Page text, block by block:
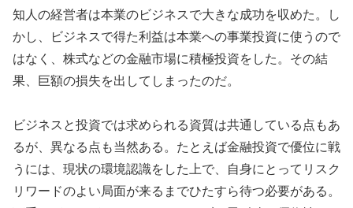
知人の経営者は本業のビジネスで大きな成功を収めた。し
かし、ビジネスで得た利益は本業への事業投資に使うので
はなく、株式などの金融市場に積極投資をした。その結
果、巨額の損失を出してしまったのだ。
ビジネスと投資では求められる資質は共通している点もあ
るが、異なる点も当然ある。たとえば金融投資で優位に戦
うには、現状の環境認識をした上で、自身にとってリスク
リワードのよい局面が来るまでひたすら待つ必要がある。